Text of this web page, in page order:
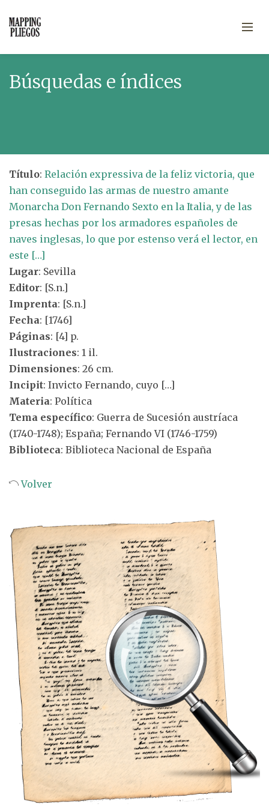
Búsquedas e índices
Título: Relación expressiva de la feliz victoria, que
han conseguido las armas de nuestro amante
Monarcha Don Fernando Sexto en la Italia, y de las
presas hechas por los armadores españoles de
naves inglesas, lo que por estenso verá el lector, en
este […]
Lugar: Sevilla
Editor: [S.n.]
Imprenta: [S.n.]
Fecha: [1746]
Páginas: [4] p.
Ilustraciones: 1 il.
Dimensiones: 26 cm.
Incipit: Invicto Fernando, cuyo […]
Materia: Política
Tema específico: Guerra de Sucesión austríaca
(1740-1748); España; Fernando VI (1746-1759)
Biblioteca: Biblioteca Nacional de España
Volver